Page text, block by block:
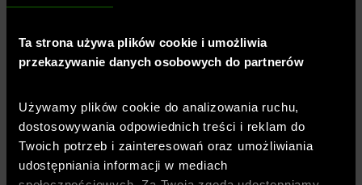
Ta strona używa plików cookie i umożliwia
przekazywanie danych osobowych do partnerów
Używamy plików cookie do analizowania ruchu,
dostosowywania odpowiednich treści i reklam do
Twoich potrzeb i zainteresowań oraz umożliwiania
udostępniania informacji w mediach
Profesjonalna odzież, buty,
SportStyleStory
Jesteśmy częścią spółkiOTCF – właściciela
marki4Forazoficjalnym, wyłącznym i